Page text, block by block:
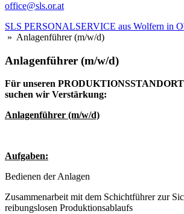
office@sls.or.at
SLS PERSONALSERVICE aus Wolfern in
» Anlagenführer (m/w/d)
Anlagenführer (m/w/d)
Für unseren
suchen wir Verstärkung:
Anlagenführer (m/w/d)
Aufgaben:
Bedienen der Anlagen
Zusammenarbeit mit dem Schichtführer zur
reibungslosen Produktionsablaufs